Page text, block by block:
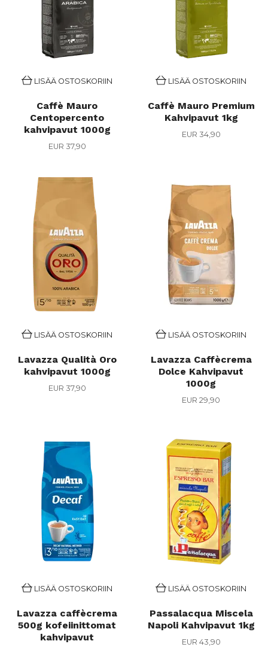
LISÄÄ OSTOSKORIIN
Caffè Mauro
Centopercento
kahvipavut 1000g
EUR 37,90
LISÄÄ OSTOSKORIIN
Caffè Mauro Premium
Kahvipavut 1kg
EUR 34,90
LISÄÄ OSTOSKORIIN
Lavazza Qualità Oro
kahvipavut 1000g
EUR 37,90
LISÄÄ OSTOSKORIIN
Lavazza Caffècrema
Dolce Kahvipavut
1000g
EUR 29,90
LISÄÄ OSTOSKORIIN
Lavazza caffècrema
500g kofeiinittomat
kahvipavut
LISÄÄ OSTOSKORIIN
Passalacqua Miscela
Napoli Kahvipavut 1kg
EUR 43,90